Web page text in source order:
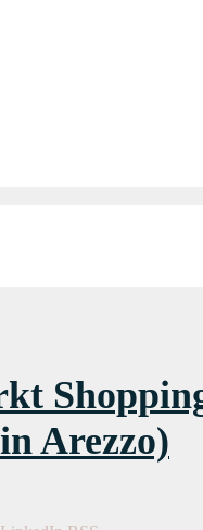
Arezzo)